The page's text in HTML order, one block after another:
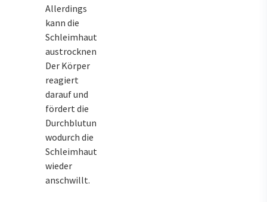
Allerdings
kann die
Schleimhaut
austrocknen.
Der Körper
reagiert
darauf und
fördert die
Durchblutung,
wodurch die
Schleimhaut
wieder
anschwillt.